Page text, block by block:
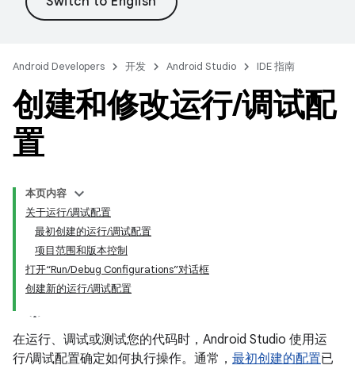
Android Developers 开发 Android Studio IDE 指南
创建和修改运行/调试配
置
本页内容
关于运行/调试配置
最初创建的运行/调试配置
项目范围和版本控制
打开“Run/Debug Configurations”对话框
创建新的运行/调试配置
在运行、调试或测试您的代码时，Android Studio 使用运
行/调试配置确定如何执行操作。通常， 最初创建的配置已